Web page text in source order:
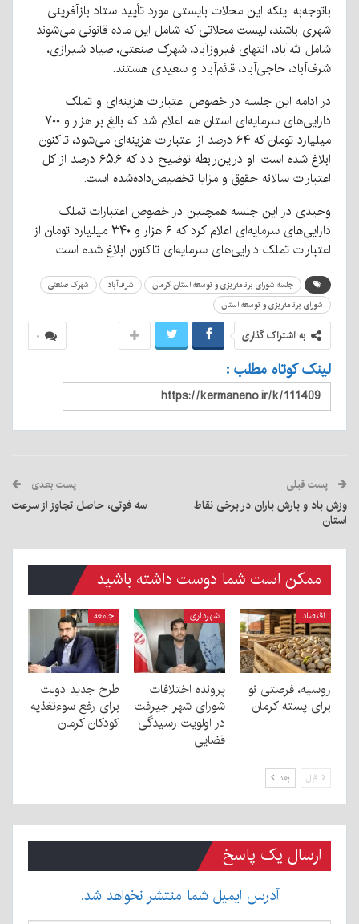
باتوجه‌به اینکه این محلات بایستی مورد تأیید ستاد بازآفرینی
شهری باشند، لیست محلاتی که شامل این ماده قانونی می‌شوند
شامل الله‌آباد، انتهای فیروزآباد، شهرک صنعتی، صیاد شیرازی،
شرف‌آباد، حاجی‌آباد، قائم‌آباد و سعیدی هستند.
در ادامه این جلسه در خصوص اعتبارات هزینه‌ای و تملک
دارایی‌های سرمایه‌ای استان هم اعلام شد که بالغ بر هزار و ۷۰۰
میلیارد تومان که ۶۴ درصد از اعتبارات هزینه‌ای می‌شود، تاکنون
ابلاغ شده است. او دراین‌رابطه توضیح داد که ۶۵.۶ درصد از کل
اعتبارات سالانه حقوق و مزایا تخصیص‌داده‌شده است.
وحیدی در این جلسه همچنین در خصوص اعتبارات تملک
دارایی‌های سرمایه‌ای اعلام کرد که ۶ هزار و ۳۴۰ میلیارد تومان از
اعتبارات تملک دارایی‌های سرمایه‌ای تاکنون ابلاغ شده است.
جلسه شورای برنامه‌ریزی و توسعه استان کرمان شرف‌آباد
شهرک صنعتی
شورای برنامه‌ریزی و توسعه استان
۰ به اشتراک گذاری
لینک کوتاه مطلب :
پست قبلی
وزش باد و بارش باران در برخی نقاط
استان
پست بعدی
سه فوتی، حاصل تجاوز از سرعت
ممکن است شما دوست داشته باشید
اقتصاد
روسیه، فرصتی نو
برای پسته کرمان
شهرداری
پرونده اختلافات
شورای شهر جیرفت
در اولویت رسیدگی
قضایی
جامعه
طرح جدید دولت
برای رفع سوءتغذیه
کودکان کرمان
قبل بعد
ارسال یک پاسخ
آدرس ایمیل شما منتشر نخواهد شد.